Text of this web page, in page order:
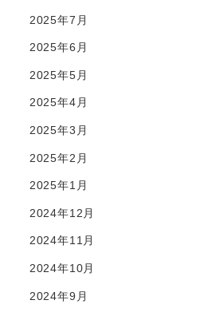
2025年7月
2025年6月
2025年5月
2025年4月
2025年3月
2025年2月
2025年1月
2024年12月
2024年11月
2024年10月
2024年9月